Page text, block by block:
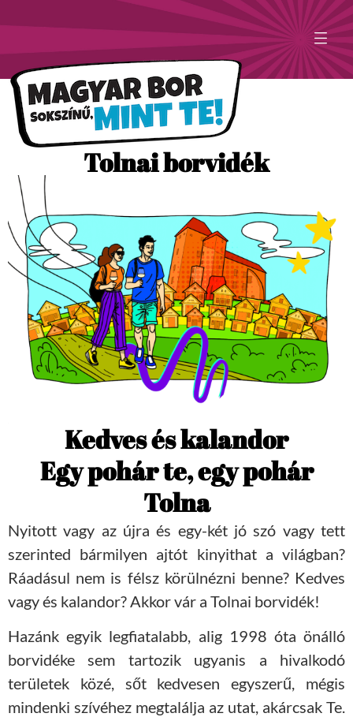
Tolnai borvidék
Kedves és kalandor
Egy pohár te, egy pohár
Tolna
Nyitott vagy az újra és egy-két jó szó vagy tett
szerinted bármilyen ajtót kinyithat a világban?
Ráadásul nem is félsz körülnézni benne? Kedves
vagy és kalandor? Akkor vár a Tolnai borvidék!
Hazánk egyik legfiatalabb, alig 1998 óta önálló
borvidéke sem tartozik ugyanis a hivalkodó
területek közé, sőt kedvesen egyszerű, mégis
mindenki szívéhez megtalálja az utat, akárcsak Te.